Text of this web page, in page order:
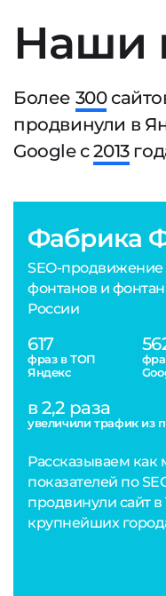
Наши
Более 300
продвинули в
Google с2013
Фабрика
SEO-продвижение
фонтанов и
России
617
фраз в ТОП
Яндекс
в 2,2 раза
увеличили трафик из
Рассказываем
показателей по
продвинули сайт
крупнейших